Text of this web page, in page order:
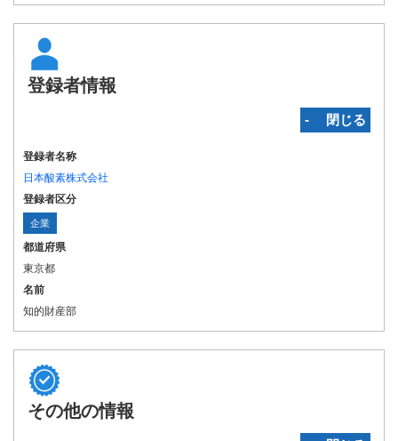
登録者情報
‐ 閉じる
登録者名称
日本酸素株式会社
登録者区分
企業
都道府県
東京都
名前
知的財産部
その他の情報